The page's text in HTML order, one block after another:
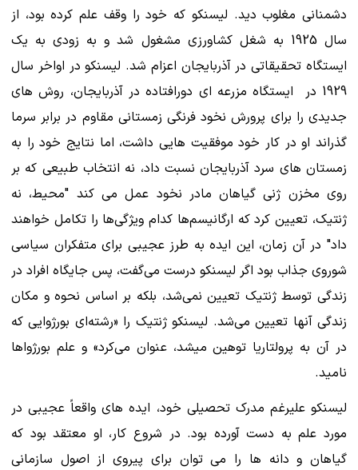
دشمنانی مغلوب دید. لیسنکو که خود را وقف علم کرده بود، از
سال 1925 به شغل کشاورزی مشغول شد و به زودی به یک
ایستگاه تحقیقاتی در آذربایجان اعزام شد. لیسنکو در اواخر سال
1929 در ایستگاه مزرعه ای دورافتاده در آذربایجان، روش های
جدیدی را برای پرورش نخود فرنگی زمستانی مقاوم در برابر سرما
گذراند او در کار خود موفقیت هایی داشت، اما نتایج خود را به
زمستان های سرد آذربایجان نسبت داد، نه انتخاب طبیعی که بر
روی مخزن ژنی گیاهان مادر نخود عمل می کند "محیط، نه
ژنتیک، تعیین کرد که ارگانیسم‌ها کدام ویژگی‌ها را تکامل خواهند
داد" در آن زمان، این ایده به طرز عجیبی برای متفکران سیاسی
شوروی جذاب بود اگر لیسنکو درست می‌گفت، پس جایگاه افراد در
زندگی توسط ژنتیک تعیین نمی‌شد، بلکه بر اساس نحوه و مکان
زندگی آنها تعیین می‌شد. لیسنکو ژنتیک را «رشته‌ای بورژوایی که
در آن به پرولتاریا توهین میشد، عنوان می‌کرد» و علم بورژواها
نامید.
لیسنکو علیرغم مدرک تحصیلی خود، ایده های واقعاً عجیبی در
مورد علم به دست آورده بود. در شروع کار، او معتقد بود که
گیاهان و دانه ها را می توان برای پیروی از اصول سازمانی